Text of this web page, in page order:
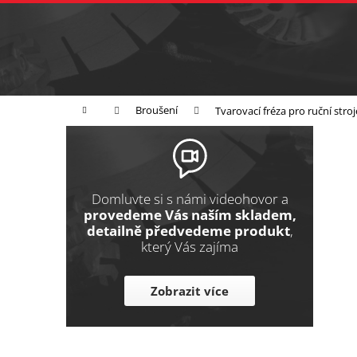
Přejít
Domů Broušení Tvarovací fréza pro ruční
P
p
Domluvte si s námi videohovor a
provedeme Vás naším skladem,
detailně předvedeme produkt,
který Vás zajíma
Zobrazit více
K
k